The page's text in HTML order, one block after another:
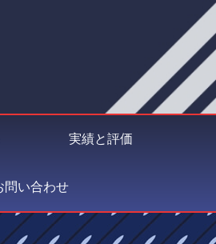
実績と評価
問い合わせ